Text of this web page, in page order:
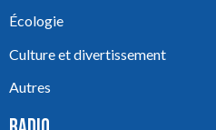
Écologie
Culture et divertissement
Autres